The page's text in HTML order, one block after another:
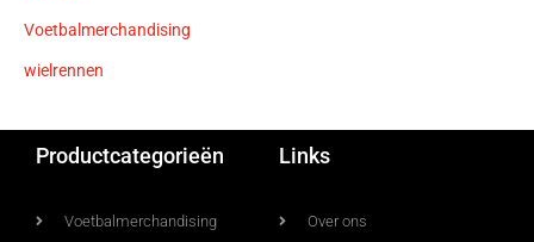
Voetbalmerchandising
wielrennen
Productcategorieën
Voetbalmerchandising
Links
Over ons